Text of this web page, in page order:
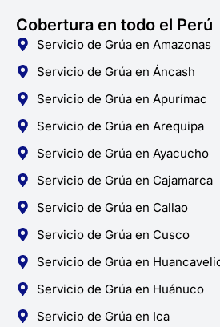
Cobertura en todo el Perú
Servicio de Grúa en Amazonas
Servicio de Grúa en Áncash
Servicio de Grúa en Apurímac
Servicio de Grúa en Arequipa
Servicio de Grúa en Ayacucho
Servicio de Grúa en Cajamarca
Servicio de Grúa en Callao
Servicio de Grúa en Cusco
Servicio de Grúa en
Servicio de Grúa en Huánuco
Servicio de Grúa en Ica